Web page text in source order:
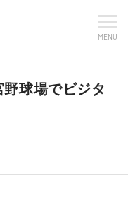
MENU
球場でビジタ